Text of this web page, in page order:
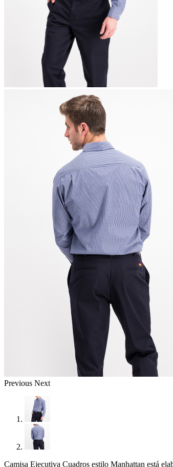
Previous Next
Camisa Ejecutiva Cuadros estilo Manhattan está